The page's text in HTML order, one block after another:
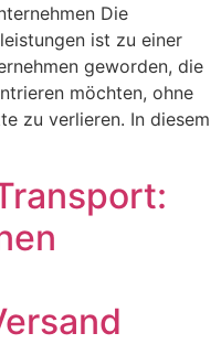
Die
ist zu einer
geworden, die
möchten, ohne
zu verlieren. In diesem